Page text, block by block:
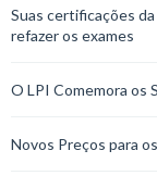
Suas certificações
refazer os exames
O LPI Comemora os
Novos Preços para